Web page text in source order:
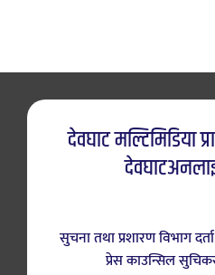
देवघाट मल्टिमिडिया
सुचना तथा प्रशारण विभाग
प्रेस काउन्सिल